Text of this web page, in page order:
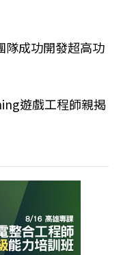
隊成功開發超高功
遊戲工程師親揭